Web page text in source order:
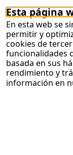
Esta página
En esta web se
permitir y
cookies de
funcionalidades
basada en sus
rendimiento y
información en